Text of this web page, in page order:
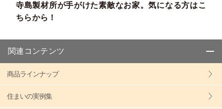
寺島製材所が手がけた素敵なお家。気になる方はこ
ちらから！
関連コンテンツ
商品ラインナップ
住まいの実例集